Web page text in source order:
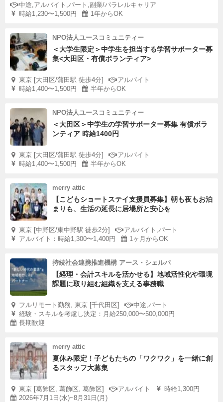
中途,アルバイト,パート,副業/パラレルキャリア
時給1,230〜1,500円
1年からOK
NPO法人ユースコミュニティー
＜大学生限定＞中学生を担当する学習サポーター募
集<大田区・有償ボランティア>
東京 [大田区/蒲田駅 徒歩4分]
アルバイト
時給1,400〜1,500円
半年からOK
NPO法人ユースコミュニティー
＜大田区＞中学生の学習サポーター募集 有償ボラ
ンティア 時給1400円
東京 [大田区/蒲田駅 徒歩4分]
アルバイト
時給1,400〜1,500円
半年からOK
merry attic
【こどもショートステイ支援員募集】朝も夜もお泊
まりも、生活の延長に居場所と安心を
東京 [中野区/東中野駅 徒歩2分]
アルバイト,パート
アルバイト：時給1,300〜1,400円
1ヶ月からOK
持続社会連携推進機構 アース・シェルパ
【経理・会計スキルを活かせる】地域活性化や環境
課題に取り組む組織を支える事務職
フルリモート勤務, 東京 [千代田区]
中途,パート
経験・スキルを考慮し決定：月給250,000〜500,000円
長期歓迎
merry attic
夏休み限定！子どもたちの「ワクワク」を一緒に創
るスタッフ大募集
東京 [葛飾区, 葛飾区, 葛飾区] アルバイト
時給1,300円
2026年7月1日(水)~8月31日(月)